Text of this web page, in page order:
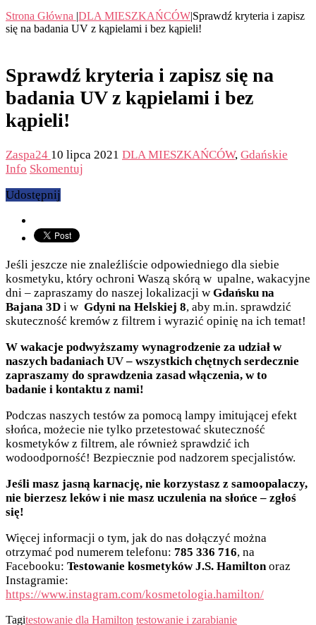
Strona Główna |DLA MIESZKAŃCÓW|Sprawdź kryteria i zapisz
się na badania UV z kąpielami i bez kąpieli!
Sprawdź kryteria i zapisz się na
badania UV z kąpielami i bez
kąpieli!
Zaspa24 10 lipca 2021 DLA MIESZKAŃCÓW, Gdańskie
Info Skomentuj
Udostępnij
Jeśli jeszcze nie znaleźliście odpowiedniego dla siebie
kosmetyku, który ochroni Waszą skórą w upalne, wakacyjne
dni – zapraszamy do naszej lokalizacji w Gdańsku na
Bajana 3D i w Gdyni na Helskiej 8, aby m.in. sprawdzić
skuteczność kremów z filtrem i wyrazić opinię na ich temat!
W wakacje podwyższamy wynagrodzenie za udział w
naszych badaniach UV – wszystkich chętnych serdecznie
zapraszamy do sprawdzenia zasad włączenia, w to
badanie i kontaktu z nami!
Podczas naszych testów za pomocą lampy imitującej efekt
słońca, możecie nie tylko przetestować skuteczność
kosmetyków z filtrem, ale również sprawdzić ich
wodoodporność! Bezpiecznie pod nadzorem specjalistów.
Jeśli masz jasną karnację, nie korzystasz z samoopalaczy,
nie bierzesz leków i nie masz uczulenia na słońce – zgłoś
się!
Więcej informacji o tym, jak do nas dołączyć można
otrzymać pod numerem telefonu: 785 336 716, na
Facebooku: Testowanie kosmetyków J.S. Hamiltonoraz
Instagramie:
https://www.instagram.com/kosmetologia.hamilton/
Tagitestowanie dla Hamilton testowanie i zarabianie